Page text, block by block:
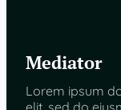
Mediator
Lorem ipsum